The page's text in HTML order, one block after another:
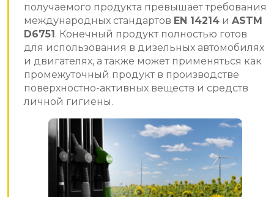
получаемого продукта превышает требования
международных стандартов EN 14214 и ASTM
D6751. Конечный продукт полностью готов
для использования в дизельных автомобилях
и двигателях, а также может применяться как
промежуточный продукт в производстве
поверхностно-активных веществ и средств
личной гигиены.